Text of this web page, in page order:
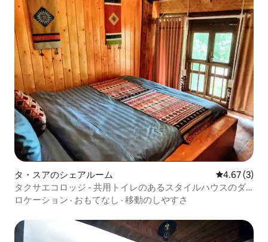
タ・スアのシェアルーム レビュー3
4.67 (3)
タクサエコロッジ - 共用トイレのあるスタイルハウスのダ
ブルルーム
ロケーション · おもてなし · 移動のしやすさ